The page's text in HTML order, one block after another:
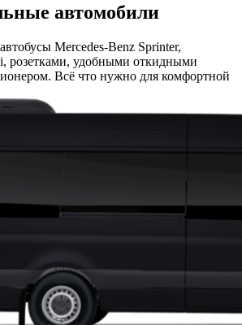
автомобили
Mercedes-Benz Sprinter,
розетками, удобными откидными
Всё что нужно для комфортной